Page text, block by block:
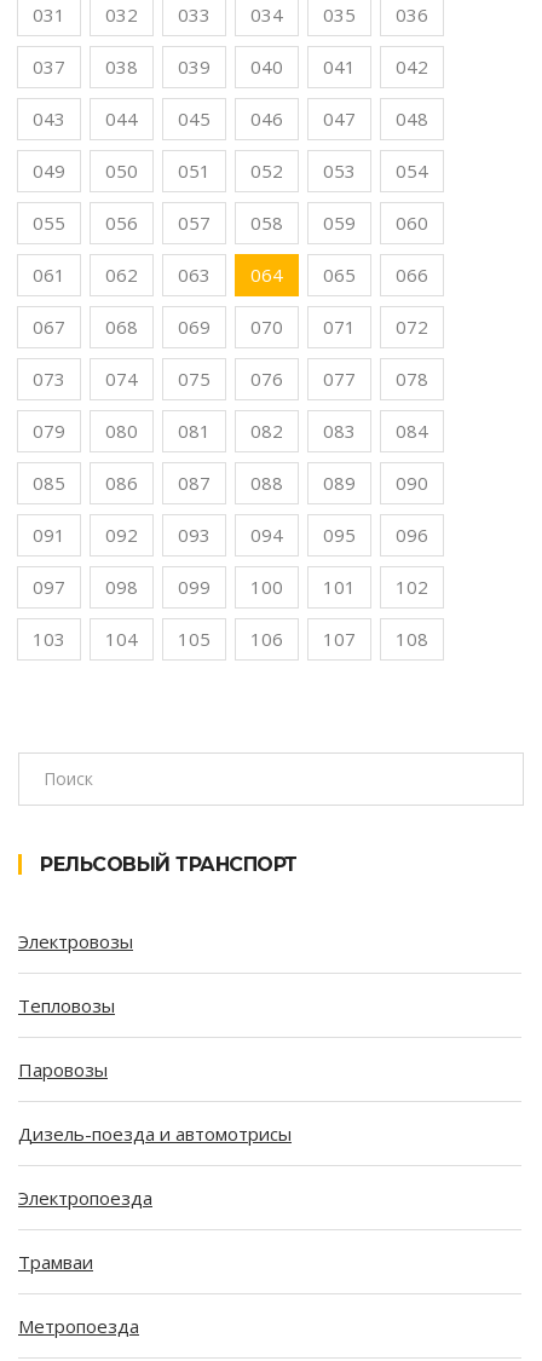
031 032 033 034 035 036
037 038 039 040 041 042
043 044 045 046 047 048
049 050 051 052 053 054
055 056 057 058 059 060
061 062 063 064 065 066
067 068 069 070 071 072
073 074 075 076 077 078
079 080 081 082 083 084
085 086 087 088 089 090
091 092 093 094 095 096
097 098 099 100 101 102
103 104 105 106 107 108
РЕЛЬСОВЫЙ ТРАНСПОРТ
Электровозы
Тепловозы
Паровозы
Дизель-поезда и автомотрисы
Электропоезда
Трамваи
Метропоезда